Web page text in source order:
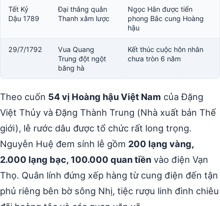
Tết Kỷ
Dậu 1789
Đại thắng quân
Thanh xâm lược
Ngọc Hân được tiến
phong Bắc cung Hoàng
hậu
29/7/1792
Vua Quang
Trung đột ngột
băng hà
Kết thúc cuộc hôn nhân
chưa tròn 6 năm
Theo cuốn 54 vị Hoàng hậu Việt Nam của Đặng
Việt Thủy và Đặng Thành Trung (Nhà xuất bản Thế
giới), lễ rước dâu được tổ chức rất long trọng.
Nguyễn Huệ đem sính lễ gồm 200 lạng vàng,
2.000 lạng bạc, 100.000 quan tiền vào điện Vạn
Thọ. Quân lính đứng xếp hàng từ cung điện đến tận
phủ riêng bên bờ sông Nhị, tiệc rượu linh đình chiêu